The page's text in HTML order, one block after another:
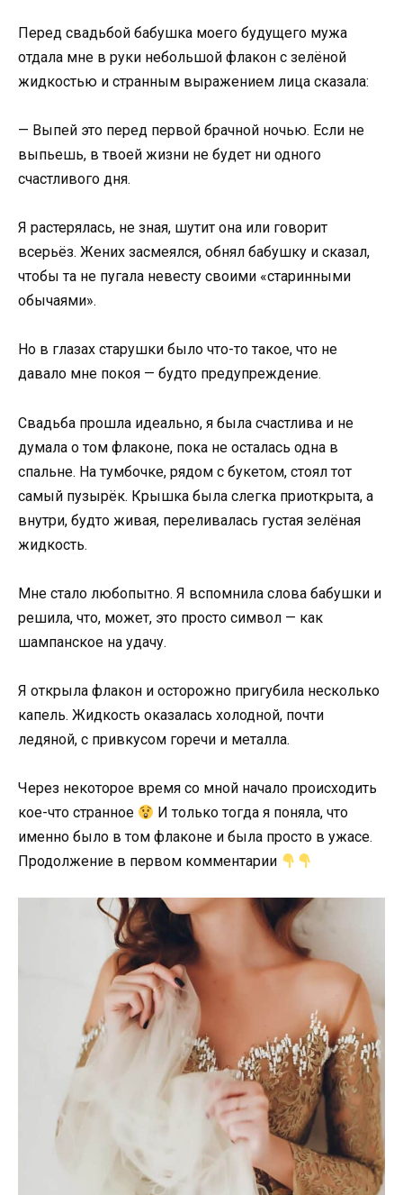
Перед свадьбой бабушка моего будущего мужа
отдала мне в руки небольшой флакон с зелёной
жидкостью и странным выражением лица сказала:
— Выпей это перед первой брачной ночью. Если не
выпьешь, в твоей жизни не будет ни одного
счастливого дня.
Я растерялась, не зная, шутит она или говорит
всерьёз. Жених засмеялся, обнял бабушку и сказал,
чтобы та не пугала невесту своими «старинными
обычаями».
Но в глазах старушки было что-то такое, что не
давало мне покоя — будто предупреждение.
Свадьба прошла идеально, я была счастлива и не
думала о том флаконе, пока не осталась одна в
спальне. На тумбочке, рядом с букетом, стоял тот
самый пузырёк. Крышка была слегка приоткрыта, а
внутри, будто живая, переливалась густая зелёная
жидкость.
Мне стало любопытно. Я вспомнила слова бабушки и
решила, что, может, это просто символ — как
шампанское на удачу.
Я открыла флакон и осторожно пригубила несколько
капель. Жидкость оказалась холодной, почти
ледяной, с привкусом горечи и металла.
Через некоторое время со мной начало происходить
кое-что странное
И только тогда я поняла, что
именно было в том флаконе и была просто в ужасе.
Продолжение в первом комментарии